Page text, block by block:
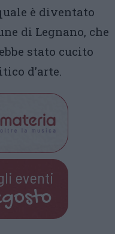
è diventato
di Legnano, che
stato cucito
d’arte.
eventi